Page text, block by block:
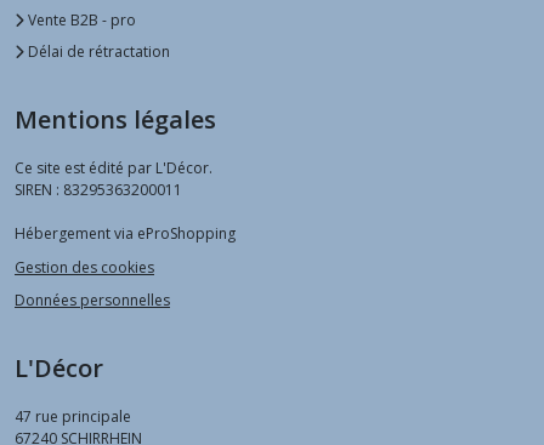
Vente B2B - pro
Délai de rétractation
Mentions légales
Ce site est édité par L'Décor.
SIREN : 83295363200011
Hébergement via eProShopping
Gestion des cookies
Données personnelles
L'Décor
47 rue principale
67240 SCHIRRHEIN